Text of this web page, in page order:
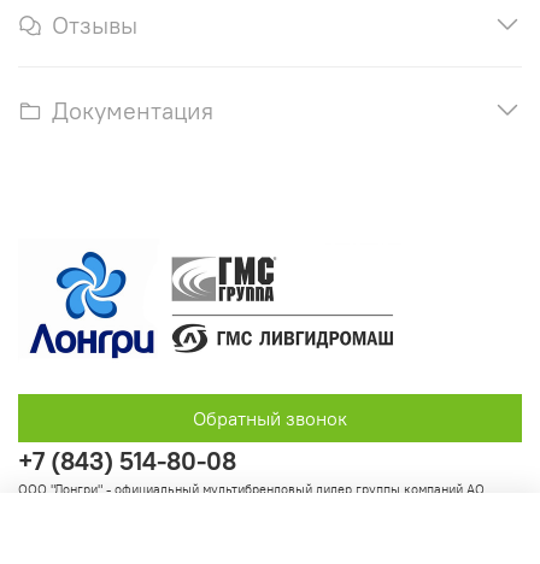
Отзывы
Документация
+7 (843) 514-80-08
ООО "Лонгри" - официальный мультибрендовый дилер группы компаний АО
Обратный звонок